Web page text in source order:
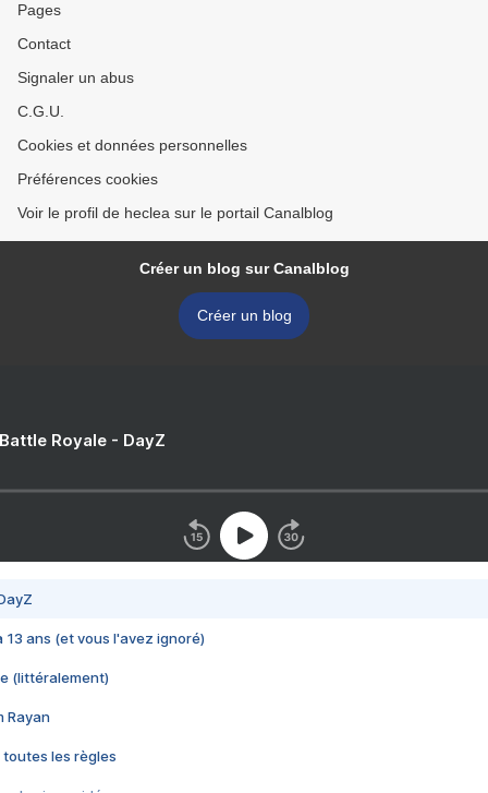
Pages
Contact
Signaler un abus
C.G.U.
Cookies et données personnelles
Préférences cookies
Voir le profil de heclea sur le portail Canalblog
Créer un blog sur Canalblog
Créer un blog
Royale - DayZ
13 ans (et vous l'avez ignoré)
(littéralement)
Rayan
toutes les règles